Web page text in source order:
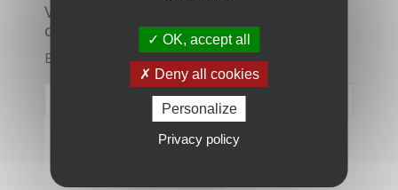
Veuillez nous excuser pour le
désagrément.
Effectuez une nouvelle recherche
OK, accept all
Deny all cookies
Personalize
Privacy policy